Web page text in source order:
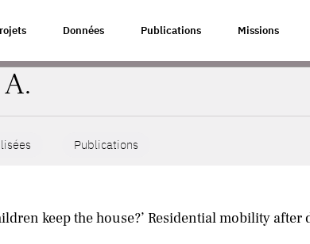
Données Publications Missions
Publications
keep the house?’ Residential mobility